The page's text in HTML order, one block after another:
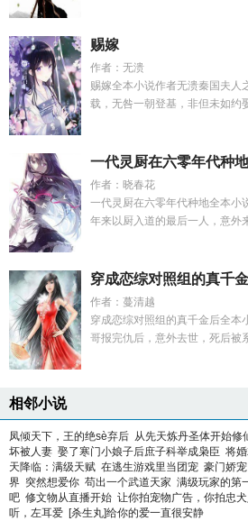
赐嫁
作者：无溃
赐嫁全本小说作者无溃秦国夫人
载，无咎一朝登基，非但未如约
一代灵厨在六零年代种地
作者：晓春花
一代灵厨在六零年代种地全本小
年来以厨入道的最后一人，意外
穿成恋综对照组的真千
作者：蔓清越
穿成恋综对照组的真千金后全本
哥报完仇后，意外去世，死后被
相邻小说
凤倾天下，王的绝sè弃后 从先天炼丹圣体开始修
坏被人妻 娶了寒门小娘子后庶子科举成枭臣 将
天降临：满级天赋 在逃生游戏里当团宠 豪门娇
界 突然想爱你 苟出一个武道天家 满级玩家的第
吧 修文物从直播开始 让你拍宠物广告，你拍忠犬
听，左耳爱 [杀生丸]给你的爱一直很安静